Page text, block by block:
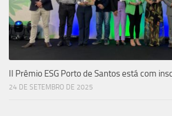
II Prêmio ESG Porto de Santos está com
24 DE SETEMBRO DE 2025